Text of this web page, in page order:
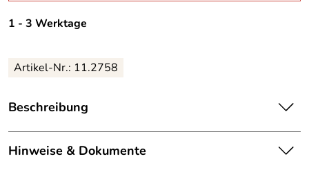
1 - 3 Werktage
Artikel-Nr.: 11.2758
Beschreibung
Maße (BxH): 500 x 350 mm
Material: Aluminium, geprägt und einbrennlackiert
Hinweise & Dokumente